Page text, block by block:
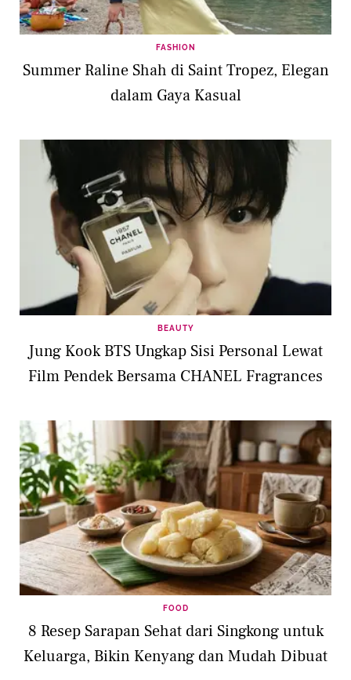
FASHION
Summer Raline Shah di Saint Tropez, Elegan
dalam Gaya Kasual
BEAUTY
Jung Kook BTS Ungkap Sisi Personal Lewat
Film Pendek Bersama CHANEL Fragrances
FOOD
8 Resep Sarapan Sehat dari Singkong untuk
Keluarga, Bikin Kenyang dan Mudah Dibuat